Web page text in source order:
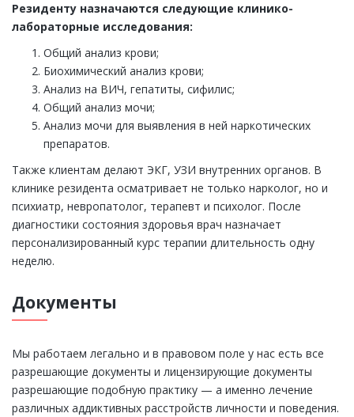
Резиденту назначаются следующие клинико-
лабораторные исследования:
Общий анализ крови;
Биохимический анализ крови;
Анализ на ВИЧ, гепатиты, сифилис;
Общий анализ мочи;
Анализ мочи для выявления в ней наркотических
препаратов.
Также клиентам делают ЭКГ, УЗИ внутренних органов. В
клинике резидента осматривает не только нарколог, но и
психиатр, невропатолог, терапевт и психолог. После
диагностики состояния здоровья врач назначает
персонализированный курс терапии длительность одну
неделю.
Документы
Мы работаем легально и в правовом поле у нас есть все
разрешающие документы и лицензирующие документы
разрешающие подобную практику — а именно лечение
различных аддиктивных расстройств личности и поведения.